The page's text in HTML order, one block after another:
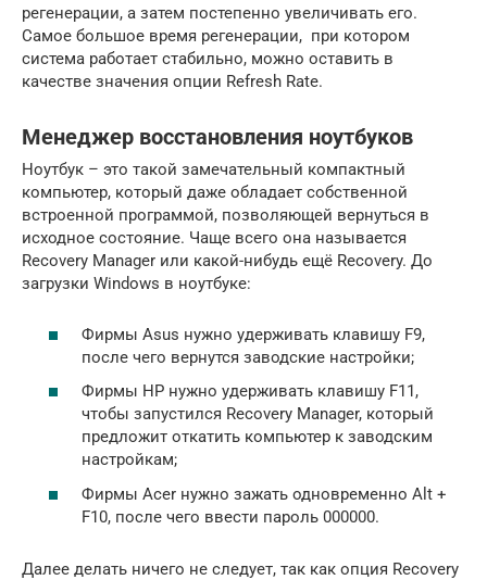
регенерации, а затем постепенно увеличивать его.
Самое большое время регенерации, при котором
система работает стабильно, можно оставить в
качестве значения опции Refresh Rate.
Менеджер восстановления ноутбуков
Ноутбук – это такой замечательный компактный
компьютер, который даже обладает собственной
встроенной программой, позволяющей вернуться в
исходное состояние. Чаще всего она называется
Recovery Manager или какой-нибудь ещё Recovery. До
загрузки Windows в ноутбуке:
Фирмы Asus нужно удерживать клавишу F9,
после чего вернутся заводские настройки;
Фирмы HP нужно удерживать клавишу F11,
чтобы запустился Recovery Manager, который
предложит откатить компьютер к заводским
настройкам;
Фирмы Acer нужно зажать одновременно Alt +
F10, после чего ввести пароль 000000.
Далее делать ничего не следует, так как опция Recovery